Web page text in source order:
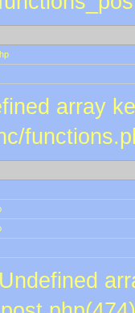
array